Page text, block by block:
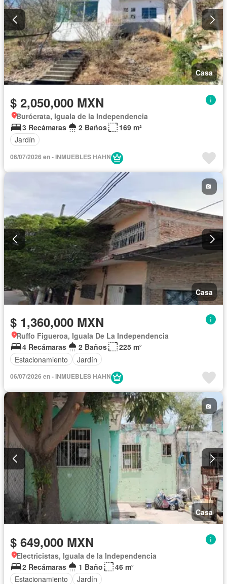
Casa
$ 2,050,000 MXN
Burócrata, Iguala de la Independencia
3 Recámaras
2 Baños
169 m²
Jardín
06/07/2026 en - INMUEBLES HAHN
Casa
$ 1,360,000 MXN
Ruffo Figueroa, Iguala De La Independencia
4 Recámaras
2 Baños
225 m²
Estacionamiento
Jardín
06/07/2026 en - INMUEBLES HAHN
Casa
$ 649,000 MXN
Electricistas, Iguala de la Independencia
2 Recámaras
1 Baño
46 m²
Estacionamiento
Jardín